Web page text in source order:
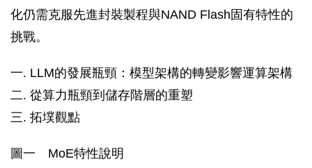
化仍需克服先進封裝製程與NAND Flash固有特性的
挑戰。
一. LLM的發展瓶頸：模型架構的轉變影響運算架構
二. 從算力瓶頸到儲存階層的重塑
三. 拓墣觀點
圖一 MoE特性說明